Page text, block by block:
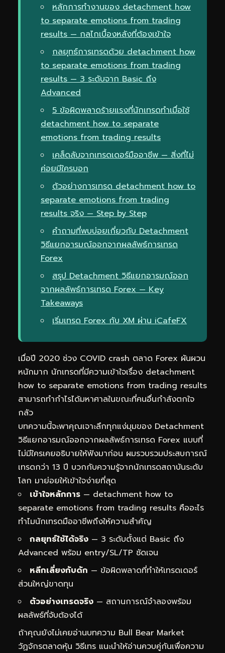
หลักการทำงานของ detachment how
to separate emotions from trading
results — กลไกเบื้องหลังที่ต้องเข้าใจ
กลยุทธ์การเทรดด้วย detachment how
to separate emotions from trading
results — 3 ระดับจาก Basic ถึง
Advanced
5 ข้อผิดพลาดร้ายแรงที่นักเทรดทำเมื่อใช้
detachment how to separate
emotions from trading results
เคล็ดลับจากเทรดเดอร์มืออาชีพ — สิ่งที่ไม่
ค่อยมีใครบอก
ตัวอย่างการเทรด detachment how to
separate emotions from trading
results จริง — Step by Step
คำถามที่พบบ่อยเกี่ยวกับ Detachment
วิธีแยกอารมณ์ออกจากผลลัพธ์การเทรด
Forex
สรุป Detachment วิธีแยกอารมณ์ออก
จากผลลัพธ์การเทรด Forex — Key
Takeaways
เริ่มเทรด Forex กับ XM ผ่าน iCafeFX
เมื่อปี 2020 ช่วง COVID crash ตลาด Forex ผันผวน
หนักมาก นักเทรดที่มีความเข้าใจเรื่อง detachment
how to separate emotions from trading results
สามารถทำกำไรได้มหาศาลในขณะที่คนอื่นกำลังตกใจ
กลัว
บทความนี้จะพาคุณเจาะลึกทุกแง่มุมของ Detachment
วิธีแยกอารมณ์ออกจากผลลัพธ์การเทรด Forex แบบที่
ไม่มีใครเคยอธิบายให้ฟังมาก่อน ผมรวบรวมประสบการณ์
เทรดกว่า 13 ปี บวกกับความรู้จากนักเทรดสถาบันระดับ
โลก มาย่อยให้เข้าใจง่ายที่สุด
เข้าใจหลักการ — detachment how to
separate emotions from trading results คืออะไร
ทำไมนักเทรดมืออาชีพถึงให้ความสำคัญ
กลยุทธ์ใช้ได้จริง — 3 ระดับตั้งแต่ Basic ถึง
Advanced พร้อม entry/SL/TP ชัดเจน
หลีกเลี่ยงกับดัก — ข้อผิดพลาดที่ทำให้เทรดเดอร์
ส่วนใหญ่ขาดทุน
ตัวอย่างเทรดจริง — สถานการณ์จำลองพร้อม
ผลลัพธ์ที่จับต้องได้
ถ้าคุณยังไม่เคยอ่านบทความ Bull Bear Market
วัฏจักรตลาดหุ้น วิธีเทร แนะนำให้อ่านควบคู่กันเพื่อความ